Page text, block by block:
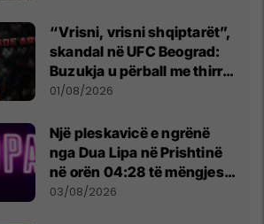
“Vrisni, vrisni shqiptarët”,
skandal në UFC Beograd:
Buzukja u përball me thirrje
anti-shqiptare nga
01/08/2026
Një pleskavicë e ngrënë
nga Dua Lipa në Prishtinë
në orën 04:28 të mëngjesit
- dhe bota digjitale serbe
03/08/2026